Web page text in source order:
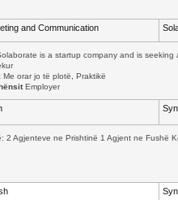
and Communication
is a startup company and is
Me orar jo të plotë, Praktikë
Employer
2 Agjenteve ne Prishtinë 1 Agjent ne Fushë